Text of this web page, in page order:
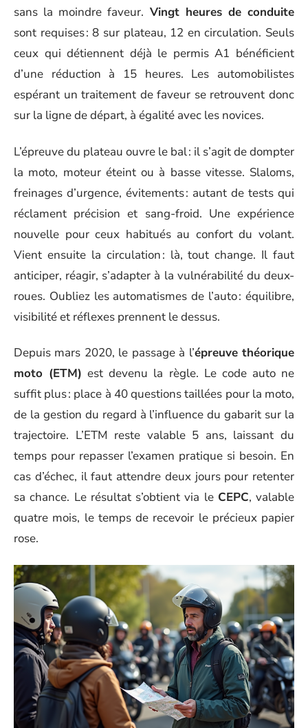
sans la moindre faveur. Vingt heures de conduite
sont requises : 8 sur plateau, 12 en circulation. Seuls
ceux qui détiennent déjà le permis A1 bénéficient
d’une réduction à 15 heures. Les automobilistes
espérant un traitement de faveur se retrouvent donc
sur la ligne de départ, à égalité avec les novices.
L’épreuve du plateau ouvre le bal : il s’agit de dompter
la moto, moteur éteint ou à basse vitesse. Slaloms,
freinages d’urgence, évitements : autant de tests qui
réclament précision et sang-froid. Une expérience
nouvelle pour ceux habitués au confort du volant.
Vient ensuite la circulation : là, tout change. Il faut
anticiper, réagir, s’adapter à la vulnérabilité du deux-
roues. Oubliez les automatismes de l’auto : équilibre,
visibilité et réflexes prennent le dessus.
Depuis mars 2020, le passage à l’épreuve théorique
moto (ETM) est devenu la règle. Le code auto ne
suffit plus : place à 40 questions taillées pour la moto,
de la gestion du regard à l’influence du gabarit sur la
trajectoire. L’ETM reste valable 5 ans, laissant du
temps pour repasser l’examen pratique si besoin. En
cas d’échec, il faut attendre deux jours pour retenter
sa chance. Le résultat s’obtient via le CEPC, valable
quatre mois, le temps de recevoir le précieux papier
rose.